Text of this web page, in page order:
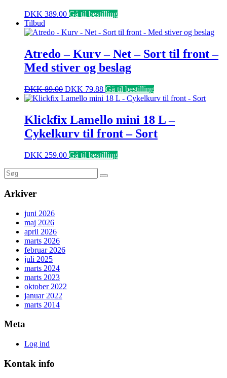
DKK 389.00 Gå til bestilling
Tilbud
Atredo – Kurv – Net – Sort til front –
Med stiver og beslag
DKK89.00 DKK 79.88 Gå til bestilling
Klickfix Lamello mini 18 L –
Cykelkurv til front – Sort
DKK 259.00 Gå til bestilling
Arkiver
juni 2026
maj 2026
april 2026
marts 2026
februar 2026
juli 2025
marts 2024
marts 2023
oktober 2022
januar 2022
marts 2014
Meta
Log ind
Kontak info